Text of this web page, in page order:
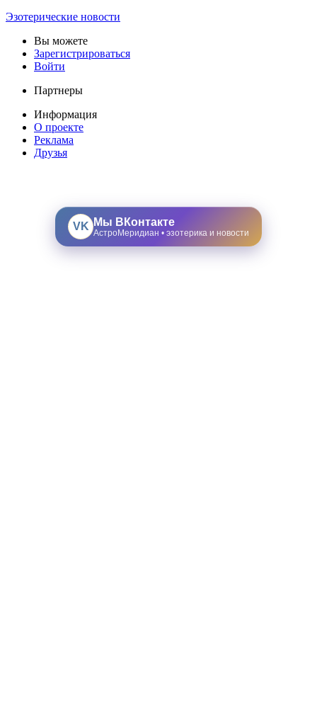
Эзотерические новости
Вы можете
Зарегистрироваться
Войти
Партнеры
Информация
О проекте
Реклама
Друзья
VK Мы ВКонтакте
АстроМеридиан • эзотерика и новости